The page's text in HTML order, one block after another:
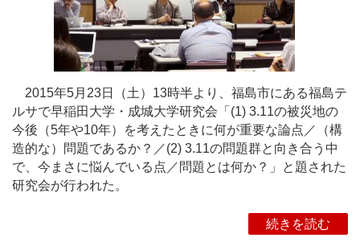
2015年5月23日（土）13時半より、福島市にある福島テ
ルサで早稲田大学・成城大学研究会「(1) 3.11の被災地の
今後（5年や10年）を考えたときに何が重要な論点／（構
造的な）問題であるか？／(2) 3.11の問題群と向き合う中
で、今まさに悩んでいる点／問題とは何か？」と題された
研究会が行われた。
続きを読む